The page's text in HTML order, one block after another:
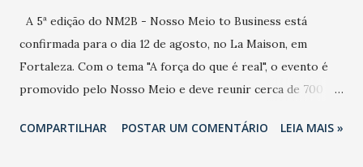
A 5ª edição do NM2B - Nosso Meio to Business está
confirmada para o dia 12 de agosto, no La Maison, em
Fortaleza. Com o tema "A força do que é real", o evento é
promovido pelo Nosso Meio e deve reunir cerca de 700
e lideranças do Mercado Nacional. Desde 2022, o NM2B
COMPARTILHAR POSTAR UM COMENTÁRIO LEIA MAIS »